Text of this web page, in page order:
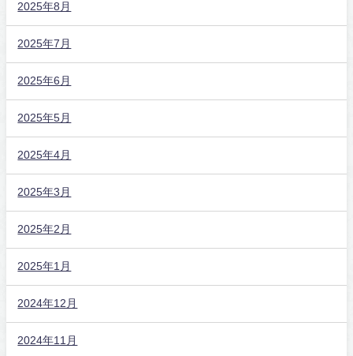
2025年8月
2025年7月
2025年6月
2025年5月
2025年4月
2025年3月
2025年2月
2025年1月
2024年12月
2024年11月